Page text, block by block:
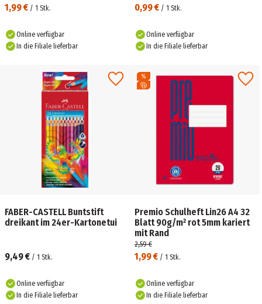
1,99 € / 1 Stk.
Online verfügbar
In die Filiale lieferbar
0,99 € / 1 Stk.
Online verfügbar
In die Filiale lieferbar
FABER-CASTELL Buntstift
dreikant im 24er-Kartonetui
9,49 € / 1 Stk.
Online verfügbar
In die Filiale lieferbar
Premio Schulheft Lin26 A4 32
Blatt 90g/m² rot 5mm kariert
mit Rand
1,99 € / 1 Stk.
2,59 €
Online verfügbar
In die Filiale lieferbar